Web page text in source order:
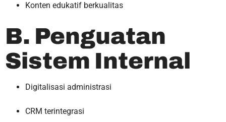
Konten edukatif berkualitas
B. Penguatan
Sistem Internal
Digitalisasi administrasi
CRM terintegrasi